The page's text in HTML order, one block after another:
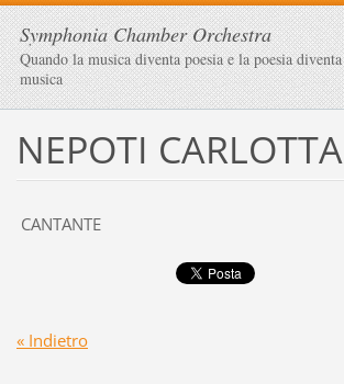
Symphonia Chamber Orchestra
Quando la musica diventa poesia e la poesia diventa
musica
NEPOTI CARLOTTA
CANTANTE
« Indietro